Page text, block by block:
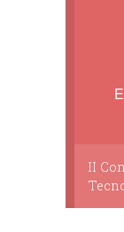
II